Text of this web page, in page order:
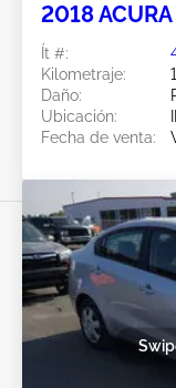
2018
Ít #:
Kilometraje:
Daño:
Ubicación:
Fecha de venta: